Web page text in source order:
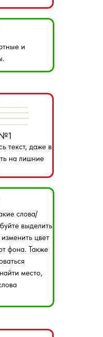
и
текст, даже в
на лишние
слова/
выделить
цвет
фона. Также
место,